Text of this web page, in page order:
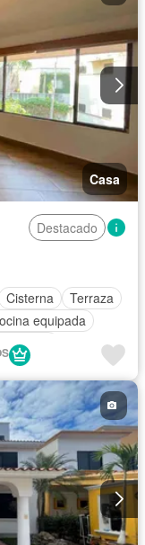
Casa
Destacado
Cisterna
Terraza
equipada
con closet
niños